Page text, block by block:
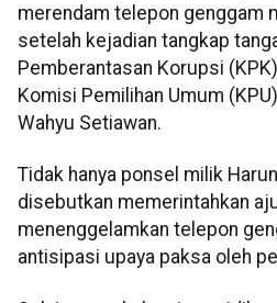
merendam telepon genggam
setelah kejadian tangkap
Pemberantasan Korupsi
Komisi Pemilihan Umum
Wahyu Setiawan.
Tidak hanya ponsel milik
disebutkan memerintahkan
menenggelamkan telepon
antisipasi upaya paksa oleh